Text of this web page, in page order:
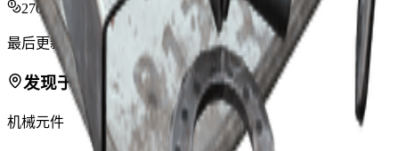
270
最后更新 :
发现于
机械元件